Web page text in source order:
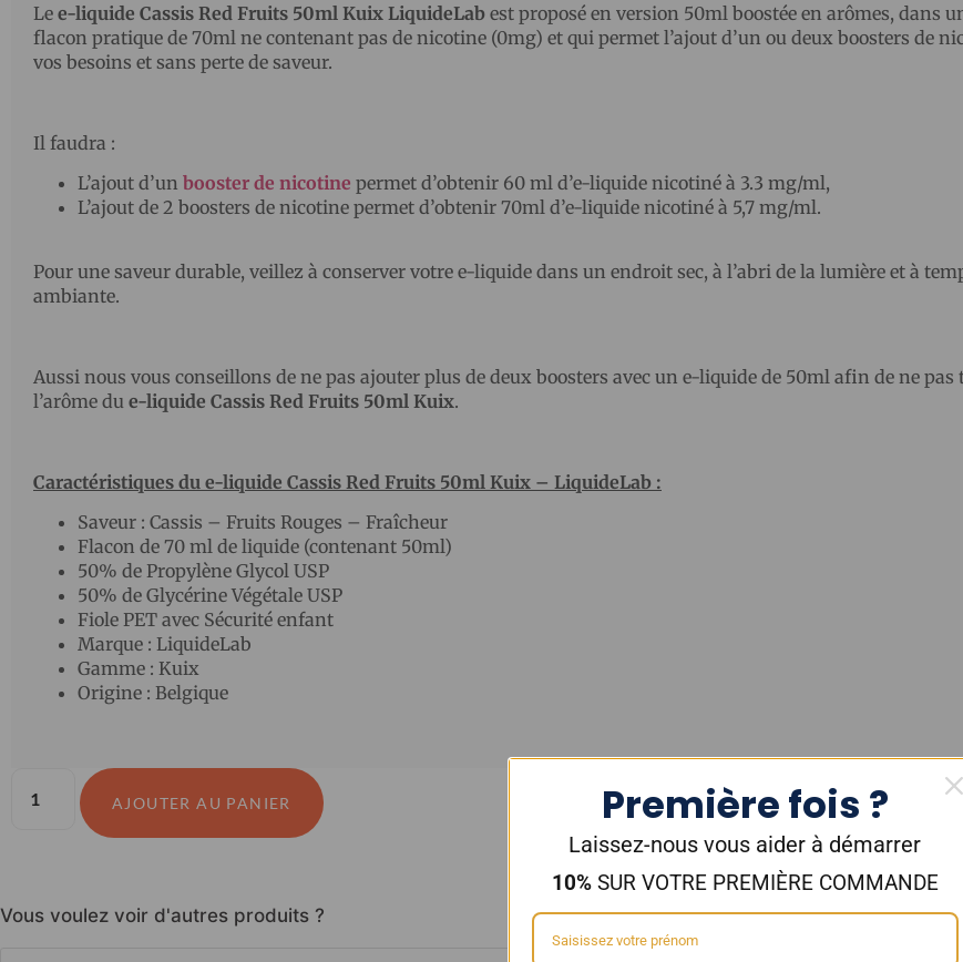
Le e-liquide Cassis Red Fruits 50ml Kuix LiquideLab est proposé en version 50ml boostée en arômes, dans
flacon pratique de 70ml ne contenant pas de nicotine (0mg) et qui permet l’ajout d’un ou deux boosters de
vos besoins et sans perte de saveur.
Il faudra :
L’ajout d’un booster de nicotine permet d’obtenir 60 ml d’e-liquide nicotiné à 3.3 mg/ml,
L’ajout de 2 boosters de nicotine permet d’obtenir 70ml d’e-liquide nicotiné à 5,7 mg/ml.
Pour une saveur durable, veillez à conserver votre e-liquide dans un endroit sec, à l’abri de la lumière et à
ambiante.
Aussi nous vous conseillons de ne pas ajouter plus de deux boosters avec un e-liquide de 50ml afin de ne
l’arôme du e-liquide Cassis Red Fruits 50ml Kuix.
Caractéristiques du e-liquide Cassis Red Fruits 50ml Kuix – LiquideLab :
Saveur : Cassis – Fruits Rouges – Fraîcheur
Flacon de 70 ml de liquide (contenant 50ml)
50% de Propylène Glycol USP
50% de Glycérine Végétale USP
Fiole PET avec Sécurité enfant
Marque : LiquideLab
Gamme : Kuix
Origine : Belgique
AJOUTER AU PANIER
Vous voulez voir d'autres produits ?
Première fois ?
Laissez-nous vous aider à démarrer
10%SUR VOTRE PREMIÈRE COMMANDE